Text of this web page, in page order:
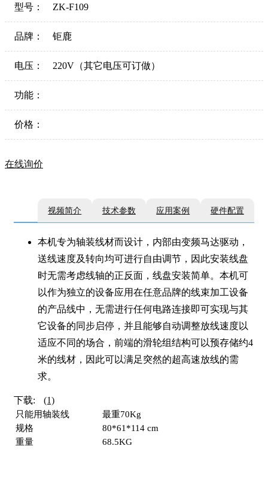
型号： ZK-F109
品牌： 钜鹿
电压： 220V（其它电压可订做）
功能：
价格：
在线询价
视频简介 技术参数 应用案例 硬件配置
本机专为轴装线材而设计，内部由变频马达驱动，
送线速度及转向均可进行自由调节，因此安装线盘
时无需考虑线轴的正反面，线盘安装简单。本机可
以作为独立的设备应用在任意品牌的线束加工设备
的产品线中，无需进行任何电路连接即可实现与其
它设备的同步启停，并且能够自动调整放线速度以
适应不同的场合，前端的滑轮组结构可以预存储约4
米的线材，因此可以满足突然的超高速放线的需
求。
下载: (1)
只能用轴装线
最重70Kg
规格
80*61*114 cm
重量
68.5KG